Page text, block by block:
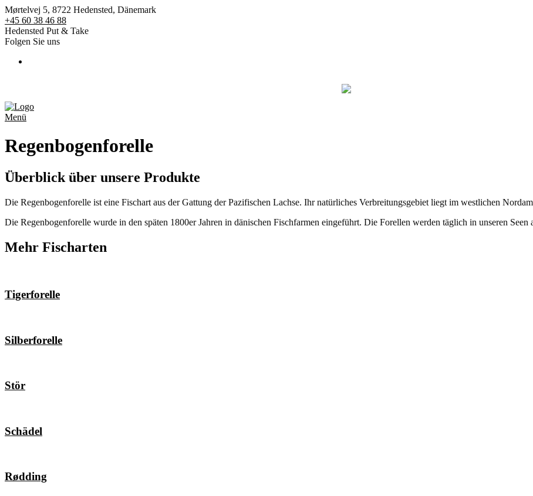
Mørtelvej 5, 8722 Hedensted, Dänemark
+45 60 38 46 88
Hedensted Put & Take
Folgen Sie uns
Menü
Regenbogenforelle
Überblick über unsere Produkte
Die Regenbogenforelle ist eine Fischart aus der Gattung der Pazifischen Lachse. Ihr natürliches Verbreitungsgebiet liegt im westlichen
Die Regenbogenforelle wurde in den späten 1800er Jahren in dänischen Fischfarmen eingeführt. Die Forellen werden täglich in unseren Seen
Mehr Fischarten
Tigerforelle
Silberforelle
Stör
Schädel
Rødding